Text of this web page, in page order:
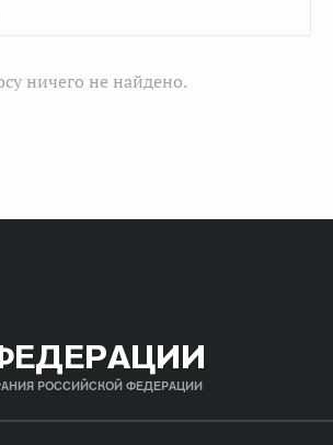
ничего не найдено.
РОССИЙСКОЙ ФЕДЕРАЦИИ